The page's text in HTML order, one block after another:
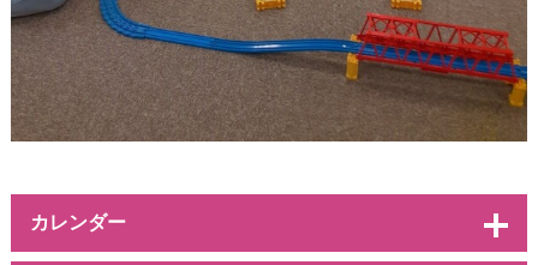
カレンダー